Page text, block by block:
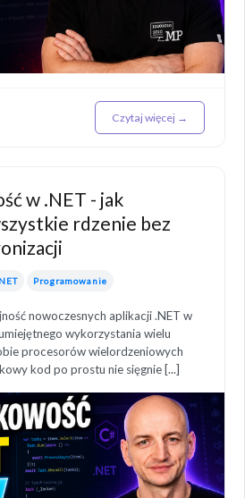
Czytaj więcej →
w .NET - jak
rdzenie bez
Programowanie
nowoczesnych aplikacji .NET w
wykorzystania wielu
procesorów wielordzeniowych
kod po prostu nie sięgnie [...]